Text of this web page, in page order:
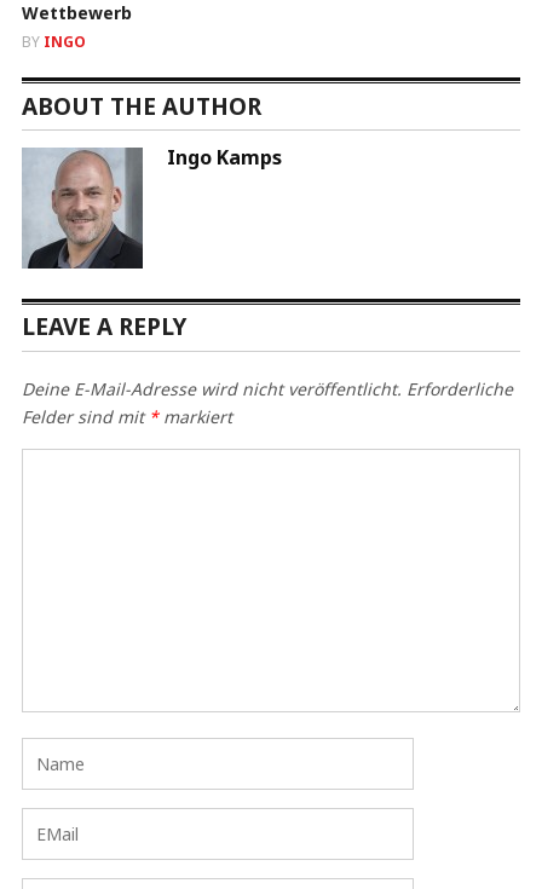
Wettbewerb
BY INGO
ABOUT THE AUTHOR
Ingo Kamps
LEAVE A REPLY
Deine E-Mail-Adresse wird nicht veröffentlicht. Erforderliche
Felder sind mit *markiert